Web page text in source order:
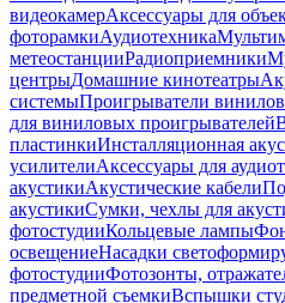
видеокамерАксессуары для
фоторамкиАудиотехника
метеостанцииРадиоприемники
центрыДомашние кинотеатры
системыПроигрыватели
для виниловых проигрывателей
пластинкиИнсталляционная
усилителиАксессуары для
акустикиАкустические кабели
акустикиСумки, чехлы для
фотостудииКольцевые лампы
освещениеНасадки
фотостудииФотозонты,
предметной съемкиВспышки